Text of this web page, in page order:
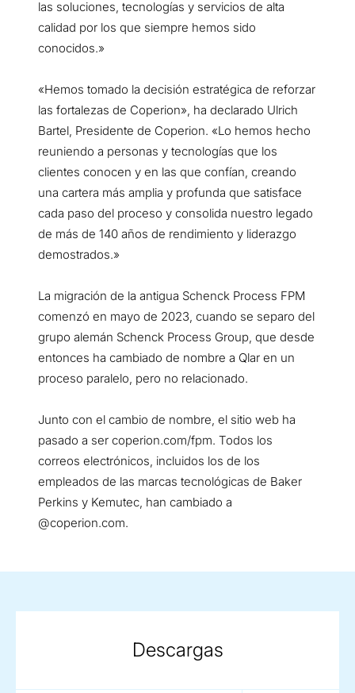
las soluciones, tecnologías y servicios de alta
calidad por los que siempre hemos sido
conocidos.»
«Hemos tomado la decisión estratégica de reforzar
las fortalezas de Coperion», ha declarado Ulrich
Bartel, Presidente de Coperion. «Lo hemos hecho
reuniendo a personas y tecnologías que los
clientes conocen y en las que confían, creando
una cartera más amplia y profunda que satisface
cada paso del proceso y consolida nuestro legado
de más de 140 años de rendimiento y liderazgo
demostrados.»
La migración de la antigua Schenck Process FPM
comenzó en mayo de 2023, cuando se separo del
grupo alemán Schenck Process Group, que desde
entonces ha cambiado de nombre a Qlar en un
proceso paralelo, pero no relacionado.
Junto con el cambio de nombre, el sitio web ha
pasado a ser coperion.com/fpm. Todos los
correos electrónicos, incluidos los de los
empleados de las marcas tecnológicas de Baker
Perkins y Kemutec, han cambiado a
@coperion.com.
Descargas